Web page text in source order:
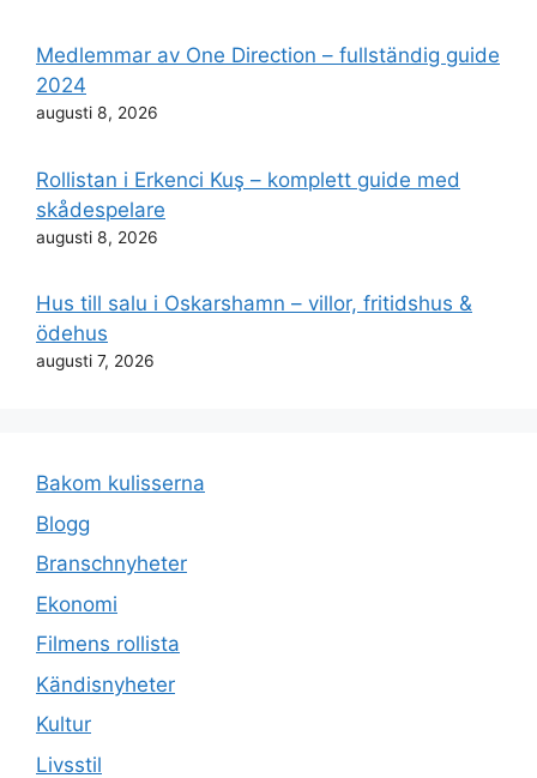
Medlemmar av One Direction – fullständig guide
2024
augusti 8, 2026
Rollistan i Erkenci Kuş – komplett guide med
skådespelare
augusti 8, 2026
Hus till salu i Oskarshamn – villor, fritidshus &
ödehus
augusti 7, 2026
Bakom kulisserna
Blogg
Branschnyheter
Ekonomi
Filmens rollista
Kändisnyheter
Kultur
Livsstil